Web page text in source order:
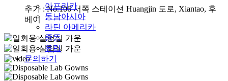
아프리카
동남아시아
라틴 아메리카
중동
유럽
문의하기
추가 : No.106 서쪽 스테이션 Huangjin 도로, Xiantao, 후
베이